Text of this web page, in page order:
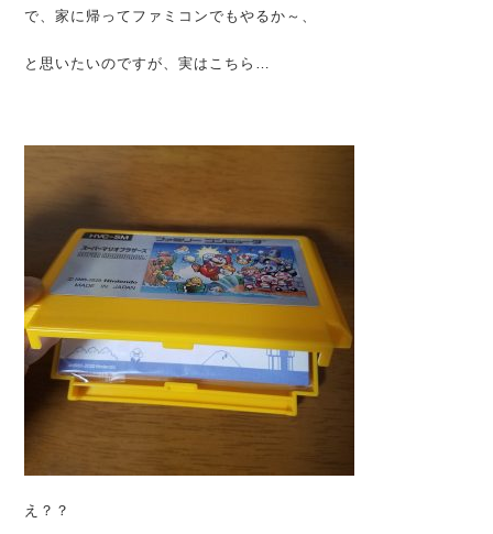
で、家に帰ってファミコンでもやるか～、
と思いたいのですが、実はこちら…
え？？